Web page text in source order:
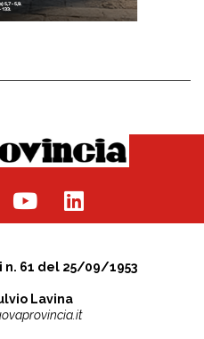
n. 61 del 25/09/1953
Lavina